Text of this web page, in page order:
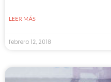
LEER MÁS
febrero 12, 2018